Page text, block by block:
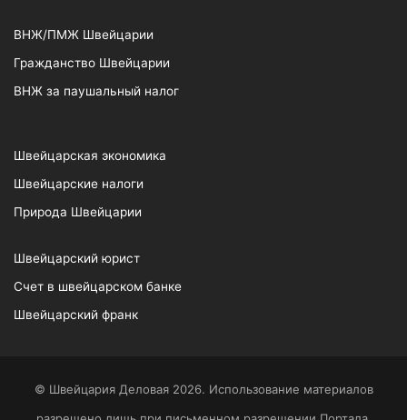
ВНЖ/ПМЖ Швейцарии
Гражданство Швейцарии
ВНЖ за паушальный налог
Швейцарская экономика
Швейцарские налоги
Природа Швейцарии
Швейцарский юрист
Счет в швейцарском банке
Швейцарский франк
© Швейцария Деловая 2026. Использование материалов